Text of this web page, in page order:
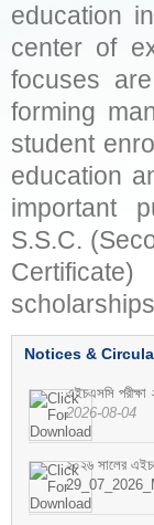
education
center of
focuses
forming
student
education
important
S.S.C.
Notices &
এইচএসসি পরীক্ষা
2026-08-04
২০২৬ সালের